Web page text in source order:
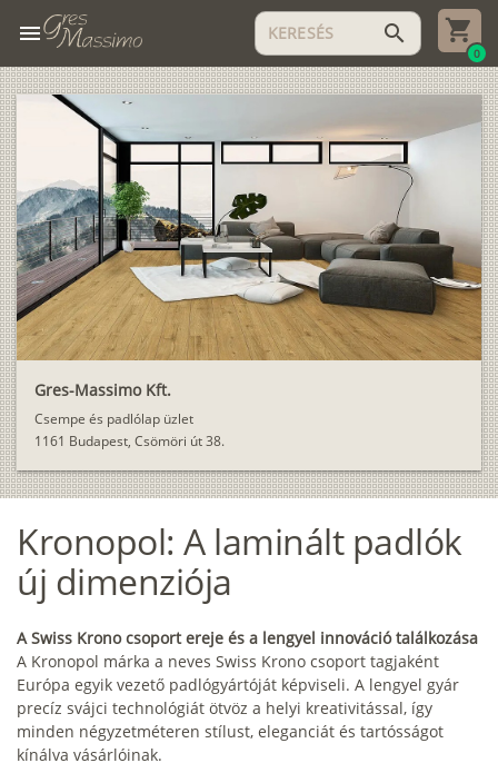
menu search
0
Gres-Massimo Kft.
Csempe és padlólap üzlet
1161 Budapest, Csömöri út 38.
Kronopol: A laminált padlók
új dimenziója
A Swiss Krono csoport ereje és a lengyel innováció találkozása
A Kronopol márka a neves Swiss Krono csoport tagjaként
Európa egyik vezető padlógyártóját képviseli. A lengyel gyár
precíz svájci technológiát ötvöz a helyi kreativitással, így
minden négyzetméteren stílust, eleganciát és tartósságot
kínálva vásárlóinak.